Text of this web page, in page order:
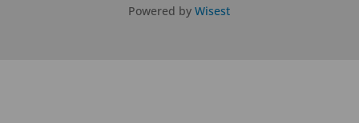
Powered byWisest